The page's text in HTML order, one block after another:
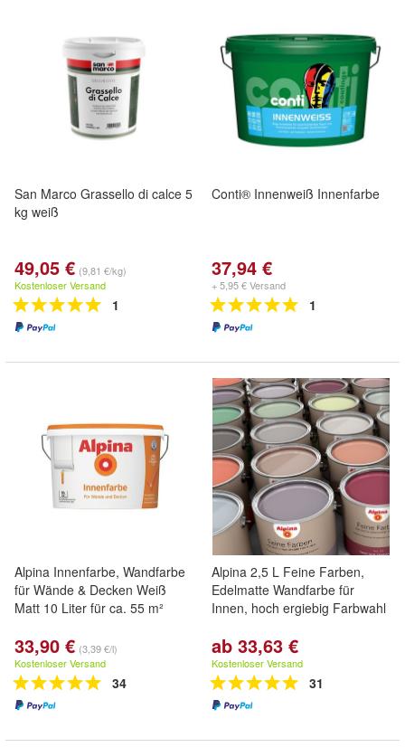
San Marco Grassello di calce 5
kg weiß
49,05 € (9,81 €/kg)
Kostenloser Versand
1
Conti® Innenweiß Innenfarbe
37,94 €
+ 5,95 € Versand
1
Alpina Innenfarbe, Wandfarbe
für Wände & Decken Weiß
Matt 10 Liter für ca. 55 m²
33,90 € (3,39 €/l)
Kostenloser Versand
34
Alpina 2,5 L Feine Farben,
Edelmatte Wandfarbe für
Innen, hoch ergiebig Farbwahl
ab 33,63 €
Kostenloser Versand
31